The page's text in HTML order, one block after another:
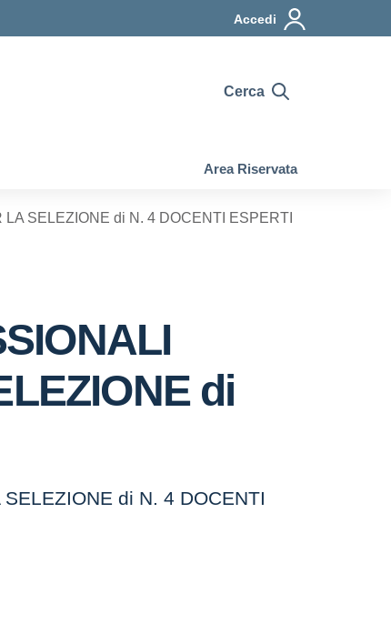
Accedi
Cerca
Area Riservata
SELEZIONE di N. 4 DOCENTI ESPERTI
di
di N. 4 DOCENTI